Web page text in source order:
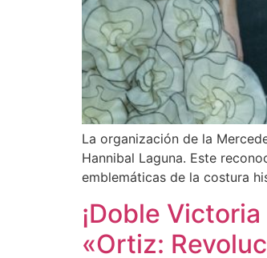
La organización de la
Hannibal Laguna. Este
emblemáticas de la costura
¡Doble
«Ortiz: